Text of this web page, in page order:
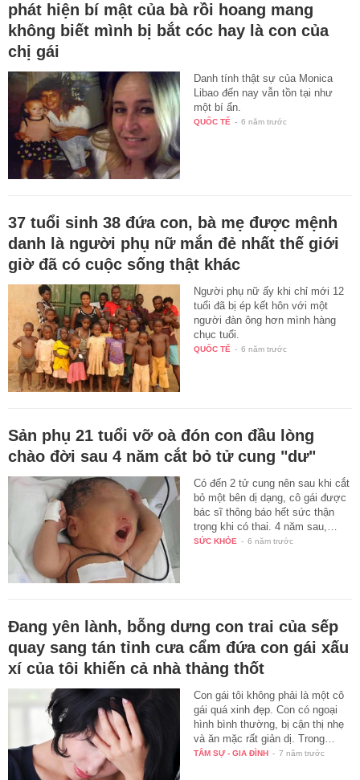
phát hiện bí mật của bà rồi hoang mang
không biết mình bị bắt cóc hay là con của
chị gái
Danh tính thật sự của Monica
Libao đến nay vẫn tồn tại như
một bí ẩn.
QUỐC TẾ - 6 năm trước
37 tuổi sinh 38 đứa con, bà mẹ được mệnh
danh là người phụ nữ mắn đẻ nhất thế giới
giờ đã có cuộc sống thật khác
Người phụ nữ ấy khi chỉ mới 12
tuổi đã bị ép kết hôn với một
người đàn ông hơn mình hàng
chục tuổi.
QUỐC TẾ - 6 năm trước
Sản phụ 21 tuổi vỡ oà đón con đầu lòng
chào đời sau 4 năm cắt bỏ tử cung "dư"
Có đến 2 tử cung nên sau khi cắt
bỏ một bên dị dạng, cô gái được
bác sĩ thông báo hết sức thận
trọng khi có thai. 4 năm sau,…
SỨC KHỎE - 6 năm trước
Đang yên lành, bỗng dưng con trai của sếp
quay sang tán tỉnh cưa cẩm đứa con gái xấu
xí của tôi khiến cả nhà thảng thốt
Con gái tôi không phải là một cô
gái quá xinh đẹp. Con có ngoại
hình bình thường, bị cận thị nhẹ
và ăn mặc rất giản dị. Trong…
TÂM SỰ - GIA ĐÌNH - 7 năm trước